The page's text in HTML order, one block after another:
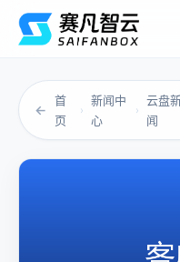
←
首
页
›
新闻中
心
›
云盘
闻